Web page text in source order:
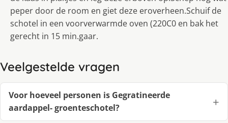
peper door de room en giet deze eroverheen.Schuif de
schotel in een voorverwarmde oven (220C0 en bak het
gerecht in 15 min.gaar.
Veelgestelde vragen
Voor hoeveel personen is Gegratineerde
aardappel- groenteschotel?